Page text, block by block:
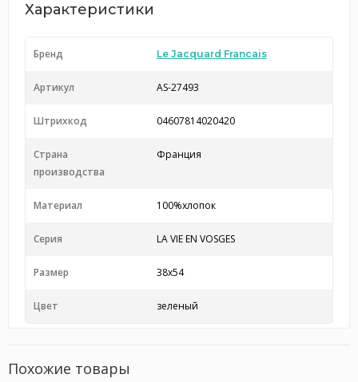
Характеристики
Бренд Le Jacquard Francais
Артикул AS-27493
Штрихкод 04607814020420
Страна
производства
Франция
Материал 100%хлопок
Серия LA VIE EN VOSGES
Размер 38х54
Цвет зеленый
Похожие товары